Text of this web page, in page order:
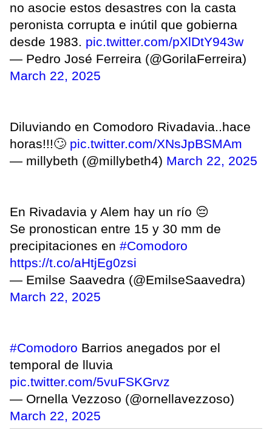
no asocie estos desastres con la casta
peronista corrupta e inútil que gobierna
desde 1983. pic.twitter.com/pXlDtY943w
— Pedro José Ferreira (@GorilaFerreira)
March 22, 2025
Diluviando en Comodoro Rivadavia..hace
horas!!!🙄 pic.twitter.com/XNsJpBSMAm
— millybeth (@millybeth4) March 22, 2025
En Rivadavia y Alem hay un río 😔
Se pronostican entre 15 y 30 mm de
precipitaciones en #Comodoro
https://t.co/aHtjEg0zsi
— Emilse Saavedra (@EmilseSaavedra)
March 22, 2025
#Comodoro Barrios anegados por el
temporal de lluvia
pic.twitter.com/5vuFSKGrvz
— Ornella Vezzoso (@ornellavezzoso)
March 22, 2025